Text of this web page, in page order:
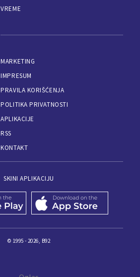
VREME
MARKETING
IMPRESUM
PRAVILA KORIŠĆENJA
POLITIKA PRIVATNOSTI
APLIKACIJE
RSS
KONTAKT
SKINI APLIKACIJU
© 1995 - 2026, B92